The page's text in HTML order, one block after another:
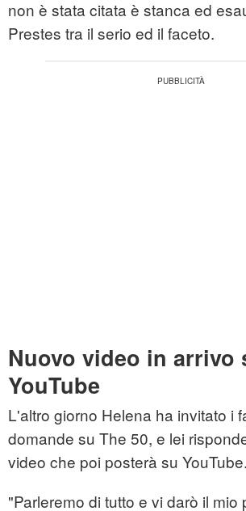
non è stata citata è stanca ed
Prestes tra il serio ed il faceto.
Nuovo video in arrivo
YouTube
L'altro giorno Helena ha invitato i
domande su The 50, e lei
video che poi posterà su YouTube.
"Parleremo di tutto e vi darò il mio